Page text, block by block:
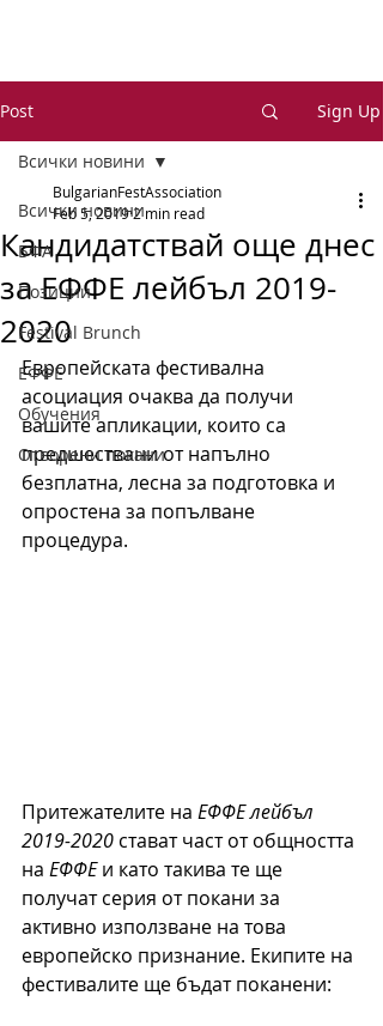
Post Sign Up
Всички новини
БФА
Позиции
Festival Brunch
ЕФФЕ
Обучения
Отворени покани
Всички новини
Кандидатствай още днес
за ЕФФЕ лейбъл 2019-
2020
BulgarianFestAssociation
Feb 5, 2019 2 min read
Европейската фестивална
асоциация очаква да получи
вашите апликации, които са
предшествани от напълно
безплатна, лесна за подготовка и
опростена за попълване
процедура.
Притежателите на ЕФФЕ лейбъл
2019-2020 стават част от общността
на ЕФФЕ и като такива те ще
получат серия от покани за
активно използване на това
европейско признание. Екипите на
фестивалите ще бъдат поканени: